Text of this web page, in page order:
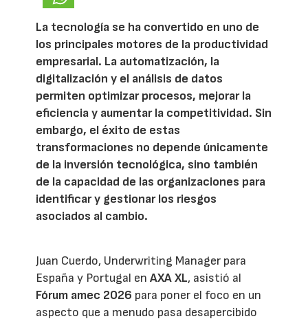
La tecnología se ha convertido en uno de
los principales motores de la productividad
empresarial. La automatización, la
digitalización y el análisis de datos
permiten optimizar procesos, mejorar la
eficiencia y aumentar la competitividad. Sin
embargo, el éxito de estas
transformaciones no depende únicamente
de la inversión tecnológica, sino también
de la capacidad de las organizaciones para
identificar y gestionar los riesgos
asociados al cambio.
Juan Cuerdo, Underwriting Manager para
España y Portugal enAXA XL, asistió al
Fórum amec 2026 para poner el foco en un
aspecto que a menudo pasa desapercibido